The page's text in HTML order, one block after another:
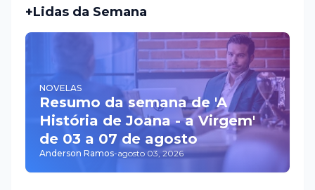
+Lidas da Semana
NOVELAS
Resumo da semana de 'A
História de Joana - a Virgem'
de 03 a 07 de agosto
Anderson Ramos-agosto 03, 2026